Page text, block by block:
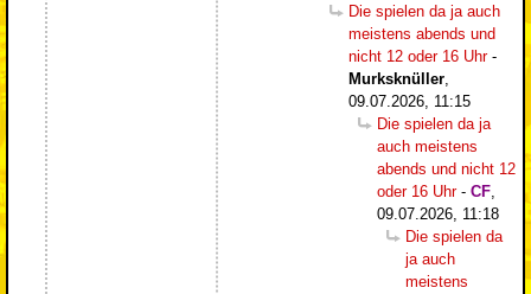
Die spielen da ja auch
meistens abends und
nicht 12 oder 16 Uhr-
Murksknüller,
09.07.2026, 11:15
Die spielen da ja
auch meistens
abends und nicht 12
oder 16 Uhr- CF,
09.07.2026, 11:18
Die spielen da
ja auch
meistens